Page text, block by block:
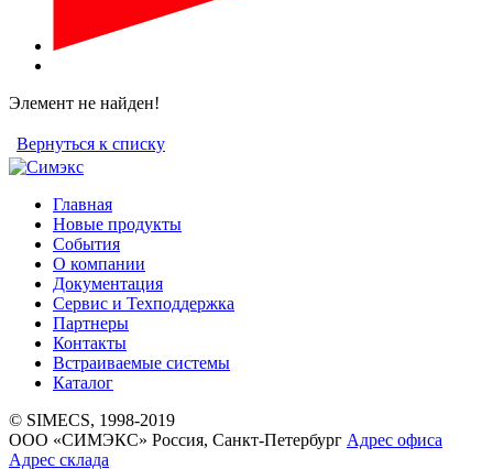
Элемент не найден!
Вернуться к списку
Главная
Новые продукты
События
О компании
Документация
Сервис и Техподдержка
Партнеры
Контакты
Встраиваемые системы
Каталог
© SIMECS, 1998-2019
ООО «СИМЭКС» Россия, Санкт-Петербург Адрес офиса
Адрес склада